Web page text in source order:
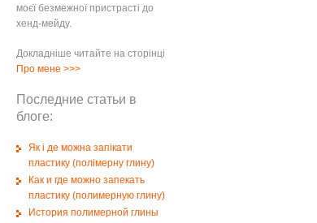
моєї безмежної пристрасті до
хенд-мейду.
Докладніше читайте на сторінці
Про мене >>>
Последние статьи в
блоге:
Як і де можна запікати
пластику (полімерну глину)
Как и где можно запекать
пластику (полимерную глину)
История полимерной глины